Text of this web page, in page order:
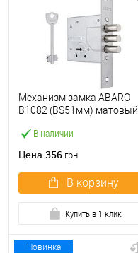
В наличии
Механизм замка ABARO
B1082 (BS51мм) матовый
Цена 356 грн.
В корзину
Купить в 1 клик
Новинка